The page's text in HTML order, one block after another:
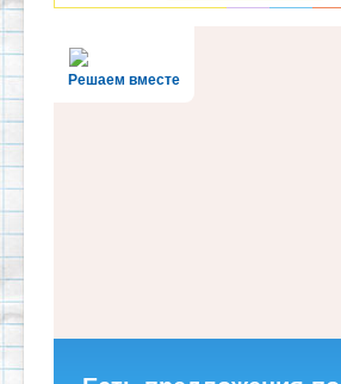
Решаем вместе